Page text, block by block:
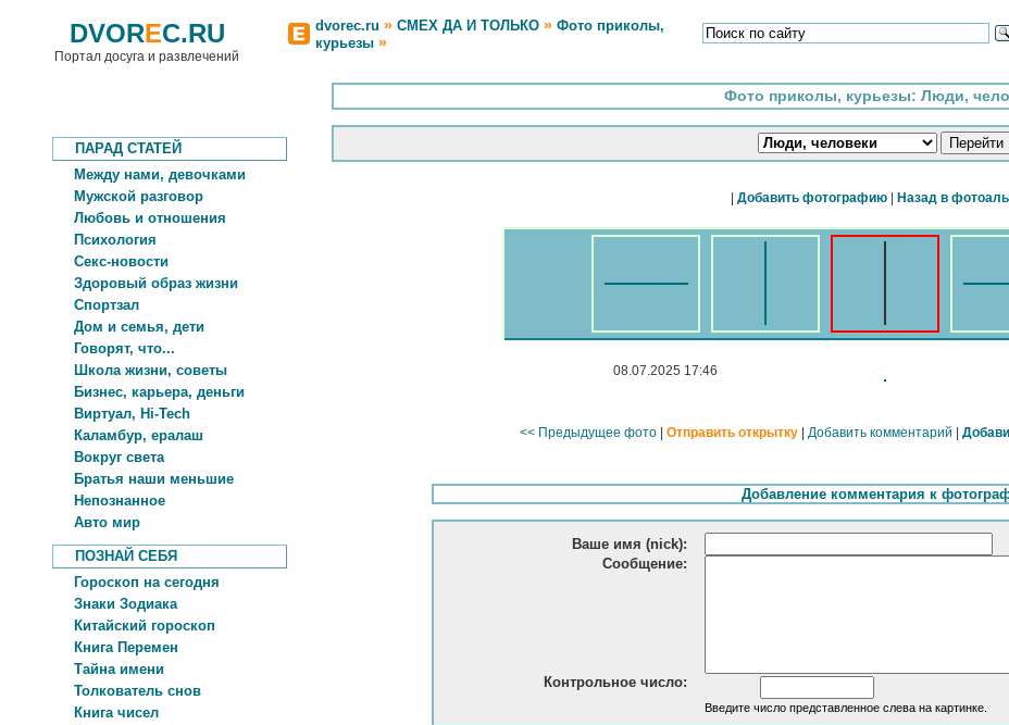
DVOREC.RU
Портал досуга и развлечений
dvorec.ru » СМЕХ ДА И ТОЛЬКО » Фото приколы,
курьезы »
ПАРАД СТАТЕЙ
Между нами, девочками
Мужской разговор
Любовь и отношения
Психология
Секс-новости
Здоровый образ жизни
Спортзал
Дом и семья, дети
Говорят, что...
Школа жизни, советы
Бизнес, карьера, деньги
Виртуал, Hi-Tech
Каламбур, ералаш
Вокруг света
Братья наши меньшие
Непознанное
Авто мир
ПОЗНАЙ СЕБЯ
Гороскоп на сегодня
Знаки Зодиака
Китайский гороскоп
Книга Перемен
Тайна имени
Толкователь снов
Книга чисел
Фото приколы, курьезы: Люди,
Добавить фотографию| Назад в
08.07.2025 17:46
<< Предыдущее фото| Отправить открытку| Добавить комментарий
Добавление комментария к
Ваше имя (nick):
Сообщение:
Контрольное число:
Введите число представленное слева на картинке.